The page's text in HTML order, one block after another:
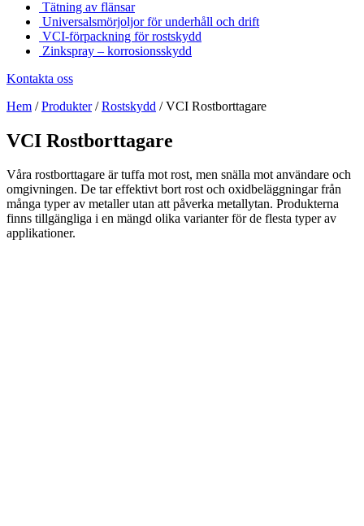
Tätning av flänsar
Universalsmörjoljor för underhåll och drift
VCI-förpackning för rostskydd
Zinkspray – korrosionsskydd
Kontakta oss
Hem /Produkter/Rostskydd /VCI Rostborttagare
VCI Rostborttagare
Våra rostborttagare är tuffa mot rost, men snälla mot användare och
omgivningen. De tar effektivt bort rost och oxidbeläggningar från
många typer av metaller utan att påverka metallytan. Produkterna
finns tillgängliga i en mängd olika varianter för de flesta typer av
applikationer.